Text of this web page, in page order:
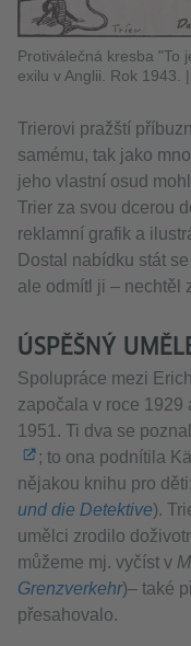
Protiválečná kresba "To
exilu v Anglii. Rok 1943. |
Trierovi pražští
samému, tak jako
jeho vlastní osud
Trier za svou dcerou
reklamní grafik a
Dostal nabídku stát
ale odmítl ji – nechtěl
ÚSPĚŠNÝ
Spolupráce mezi
započala v roce 1929
1951. Ti dva se
; to ona podnítila
nějakou knihu pro
und die Detektive).
umělci zrodilo
můžeme mj. vyčíst v
Grenzverkehr)– také
přesahovalo.